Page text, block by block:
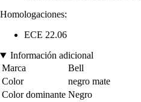
Homologaciones:
ECE 22.06
Información adicional
Marca
Bell
Color
negro mate
Color dominante Negro